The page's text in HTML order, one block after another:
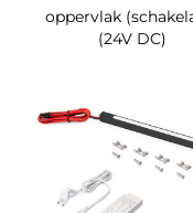
oppervlak
(24V DC)